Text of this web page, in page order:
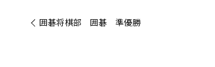
« 囲碁将棋部 囲碁 準優勝